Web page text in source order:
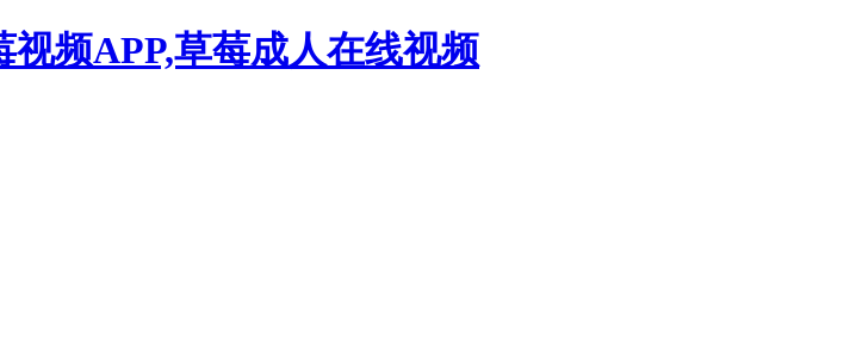
频APP,草莓成人在线视频